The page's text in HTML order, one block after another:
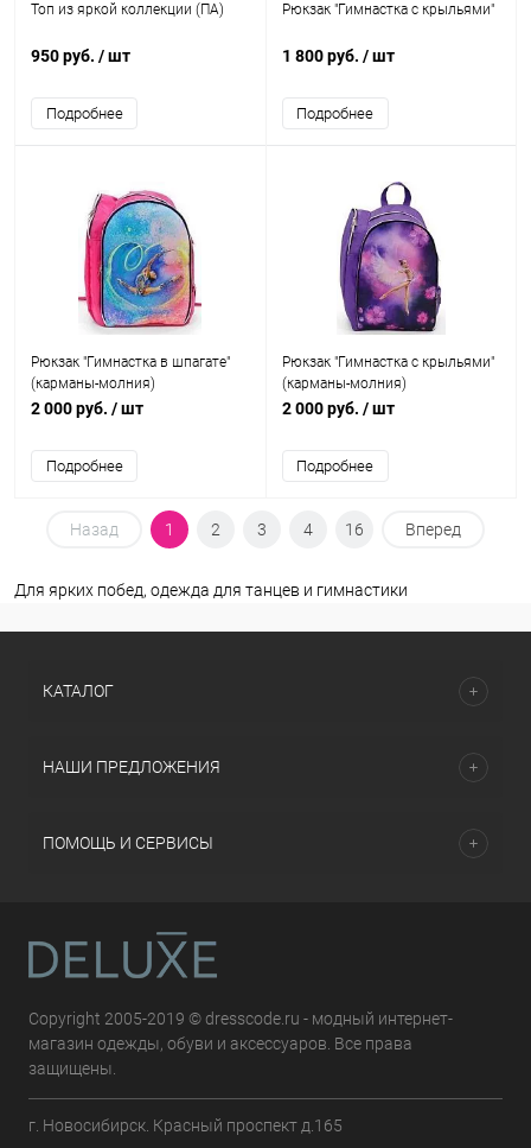
Топ из яркой коллекции (ПА)
950 руб. / шт
Подробнее
Рюкзак "Гимнастка с крыльями"
1 800 руб. / шт
Подробнее
Рюкзак "Гимнастка в шпагате"
(карманы-молния)
2 000 руб. / шт
Подробнее
Рюкзак "Гимнастка с крыльями"
(карманы-молния)
2 000 руб. / шт
Подробнее
Назад 1 2 3 4 16 Вперед
Для ярких побед, одежда для танцев и гимнастики
КАТАЛОГ
НАШИ ПРЕДЛОЖЕНИЯ
ПОМОЩЬ И СЕРВИСЫ
Copyright 2005-2019 © dresscode.ru - модный интернет-
магазин одежды, обуви и аксессуаров. Все права
защищены.
г. Новосибирск. Красный проспект д.165